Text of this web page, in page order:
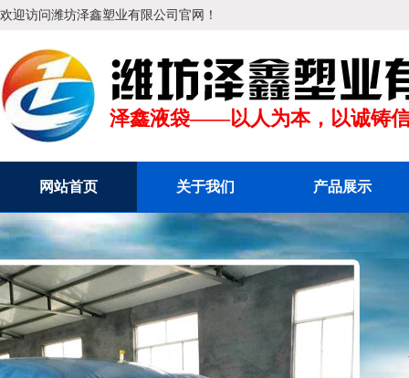
欢迎访问潍坊泽鑫塑业有限公司官网！
泽鑫液袋——以人为本，以诚铸
网站首页 关于我们 产品展示